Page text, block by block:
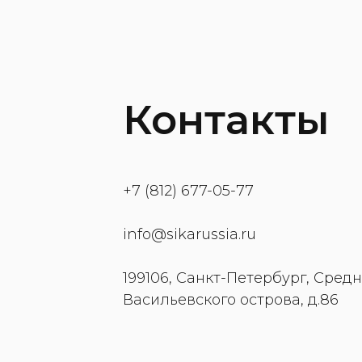
Контакты
+7 (812) 677-05-77
info@sikarussia.ru
199106, Санкт-Петербург,
Васильевского острова, д.86